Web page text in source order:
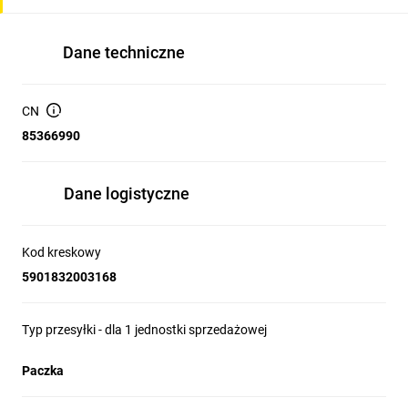
Dane techniczne
CN
85366990
Dane logistyczne
Kod kreskowy
5901832003168
Typ przesyłki - dla 1 jednostki sprzedażowej
Paczka